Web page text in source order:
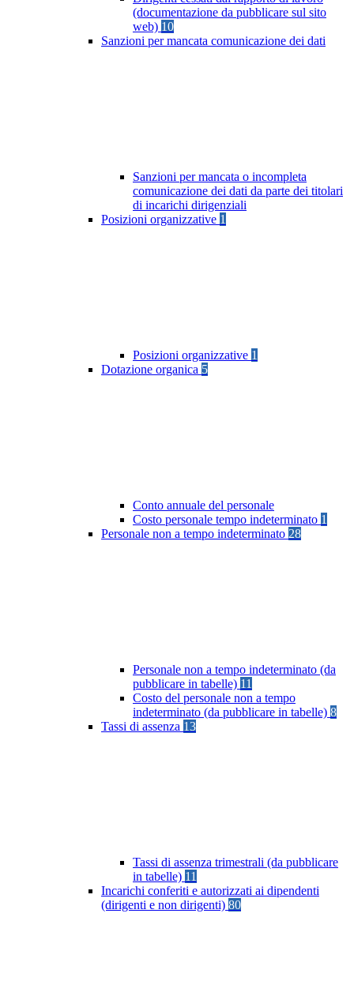
(documentazione da pubblicare sul sito
web) 10
Sanzioni per mancata comunicazione dei dati
Sanzioni per mancata o incompleta
comunicazione dei dati da parte dei titolari
di incarichi dirigenziali
Posizioni organizzative 1
Posizioni organizzative 1
Dotazione organica 5
Conto annuale del personale
Costo personale tempo indeterminato 1
Personale non a tempo indeterminato 28
Personale non a tempo indeterminato (da
pubblicare in tabelle) 11
Costo del personale non a tempo
indeterminato (da pubblicare in tabelle) 8
Tassi di assenza 13
Tassi di assenza trimestrali (da pubblicare
in tabelle) 11
Incarichi conferiti e autorizzati ai dipendenti
(dirigenti e non dirigenti) 80